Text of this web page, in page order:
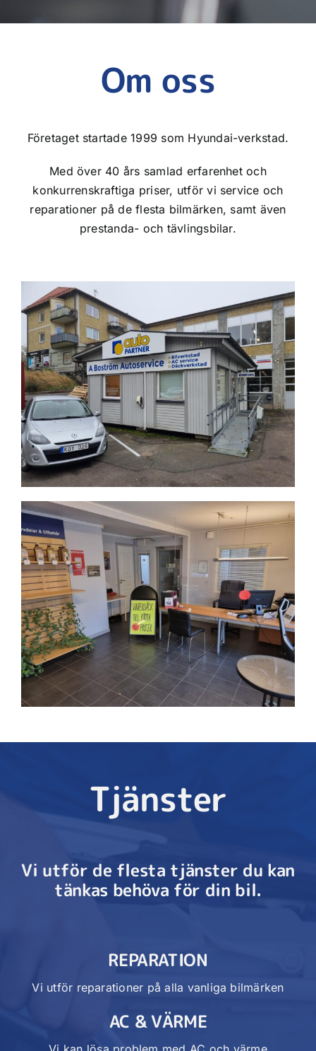
Om oss
Företaget startade 1999 som Hyundai-verkstad.
Med över 40 års samlad erfarenhet och
konkurrenskraftiga priser, utför vi service och
reparationer på de flesta bilmärken, samt även
prestanda- och tävlingsbilar.
Tjänster
Vi utför de flesta tjänster du kan
tänkas behöva för din bil.
REPARATION
Vi utför reparationer på alla vanliga bilmärken
AC & VÄRME